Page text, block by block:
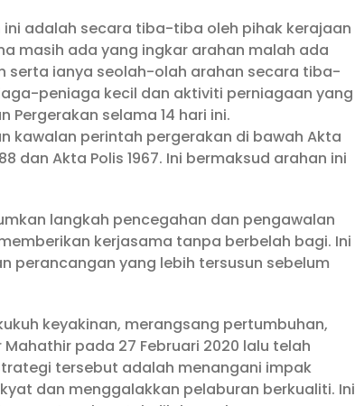
adalah secara tiba-tiba oleh pihak kerajaan
masih ada yang ingkar arahan malah ada
serta ianya seolah-olah arahan secara tiba-
peniaga kecil dan aktiviti perniagaan yang
selama 14 hari ini.
kawalan perintah pergerakan di bawah Akta
dan Akta Polis 1967. Ini bermaksud arahan ini
langkah pencegahan dan pengawalan
kerjasama tanpa berbelah bagi. Ini
perancangan yang lebih tersusun sebelum
keyakinan, merangsang pertumbuhan,
pada 27 Februari 2020 lalu telah
tersebut adalah menangani impak
dan menggalakkan pelaburan berkualiti. Ini